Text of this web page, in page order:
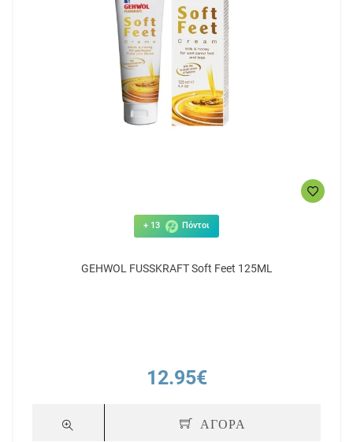
+ 13 Πόντοι
GEHWOL FUSSKRAFT Soft Feet 125ML
12.95€
ΑΓΟΡΑ